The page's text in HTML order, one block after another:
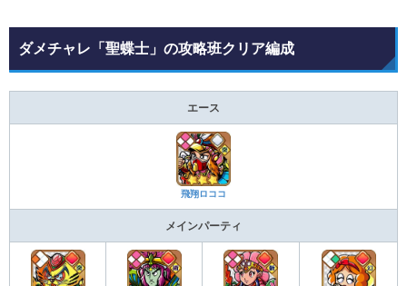
ダメチャレ「聖蝶士」の攻略班クリア編成
エース
飛翔ロココ
メインパーティ